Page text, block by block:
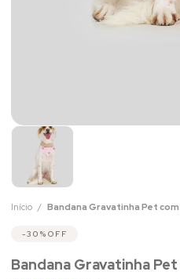
Início Bandana Gravatinha Pet
30% OFF
Bandana Gravatinha